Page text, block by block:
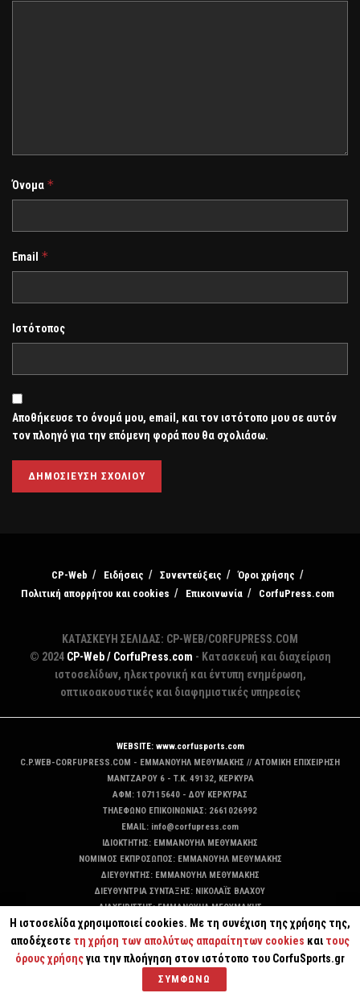
Όνομα *
Email *
Ιστότοπος
Αποθήκευσε το όνομά μου, email, και τον ιστότοπο μου σε αυτόν
τον πλοηγό για την επόμενη φορά που θα σχολιάσω.
CP-Web Ειδήσεις Συνεντεύξεις
Όροι χρήσης
Πολιτική απορρήτου και cookies
Επικοινωνία CorfuPress.com
ΚΑΤΑΣΚΕΥΗ ΣΕΛΙΔΑΣ: CP-WEB/CORFUPRESS.COM
© 2024 CP-Web / CorfuPress.com - Κατασκευή και διαχείριση
ιστοσελίδων, ηλεκτρονική και έντυπη ενημέρωση,
οπτικοακουστικές και διαφημιστικές υπηρεσίες
WEBSITE: www.corfusports.com
C.P.WEB-CORFUPRESS.COM - ΕΜΜΑΝΟΥΗΛ ΜΕΘΥΜΑΚΗΣ // ΑΤΟΜΙΚΗ ΕΠΙΧΕΙΡΗΣΗ
MANTZAΡΟΥ 6 - T.K. 49132, ΚΕΡΚΥΡΑ
ΑΦΜ: 107115640 - ΔΟΥ ΚΕΡΚΥΡΑΣ
ΤΗΛΕΦΩΝΟ ΕΠΙΚΟΙΝΩΝΙΑΣ: 2661026992
EMAIL: info@corfupress.com
ΙΔΙΟΚΤΗΤΗΣ: EMMANOYΗΛ ΜΕΘΥΜΑΚΗΣ
ΝΟΜΙΜΟΣ ΕΚΠΡΟΣΩΠΟΣ: EMMANOYΗΛ ΜΕΘΥΜΑΚΗΣ
ΔΙΕΥΘΥΝΤΗΣ: EMMANOYΗΛ ΜΕΘΥΜΑΚΗΣ
ΔΙΕΥΘΥΝΤΡΙΑ ΣΥΝΤΑΞΗΣ: ΝΙΚΟΛΑΪΣ ΒΛΑΧΟΥ
ΔΙΑΧΕΙΡΙΣΤΗΣ: EMMANOYΗΛ ΜΕΘΥΜΑΚΗΣ
ΔΙΚΑΙΟΥΧΟΣ DOMAIN: ΕΜΜΑΝΟΥΗΛ ΜΕΘΥΜΑΚΗΣ
Η ιστοσελίδα χρησιμοποιεί cookies. Με τη συνέχιση της χρήσης της,
αποδέχεστε τη χρήση των απολύτως απαραίτητων cookies και τους
όρους χρήσηςγια την πλοήγηση στον ιστότοπο του CorfuSports.gr
ΣΥΜΦΩΝΩ